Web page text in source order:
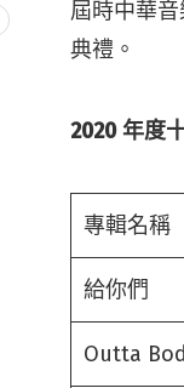
屆時中華
典禮。
2020 年度
專輯名稱
給你們
Outta